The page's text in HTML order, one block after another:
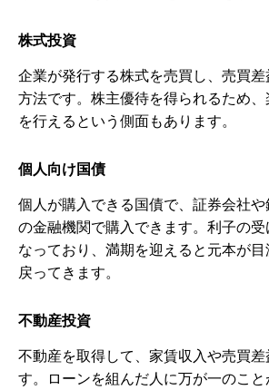
株式投資
企業が発行する株式を売買し、売買
方法です。株主優待を得られるため
を行えるという側面もあります。
個人向け国債
個人が購入できる国債で、証券会社
の金融機関で購入できます。利子の
なっており、満期を迎えると元本が目
戻ってきます。
不動産投資
不動産を取得して、家賃収入や売買
す。ローンを組んだ人に万が一のこ